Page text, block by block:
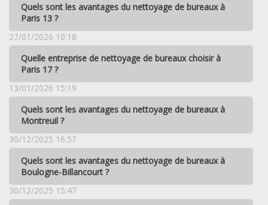
Quels sont les avantages du nettoyage de bureaux à
Paris 13 ?
27/01/2026 10:18
Quelle entreprise de nettoyage de bureaux choisir à
Paris 17 ?
13/01/2026 15:19
Quels sont les avantages du nettoyage de bureaux à
Montreuil ?
30/12/2025 16:57
Quels sont les avantages du nettoyage de bureaux à
Boulogne-Billancourt ?
30/12/2025 15:47